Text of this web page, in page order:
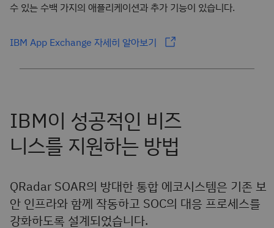
수 있는 수백 가지의 애플리케이션과 추가 기능이 있습니다.
IBM App Exchange 자세히 알아보기
QRadar SOAR의 방대한 통합 에코시스템은 기존 보
안 인프라와 함께 작동하고 SOC의 대응 프로세스를
강화하도록 설계되었습니다.